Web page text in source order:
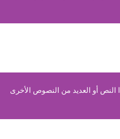
أو العديد من النصوص الأخرى